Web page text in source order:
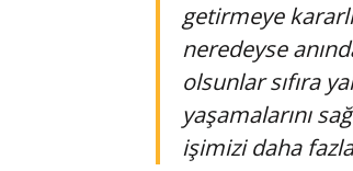
getirmeye
neredeyse
olsunlar sıfıra
yaşamalarını
işimizi daha